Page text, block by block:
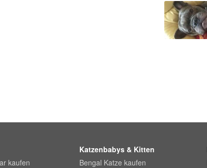
kaufen
Katzenbabys & Kitten
Bengal Katze kaufen